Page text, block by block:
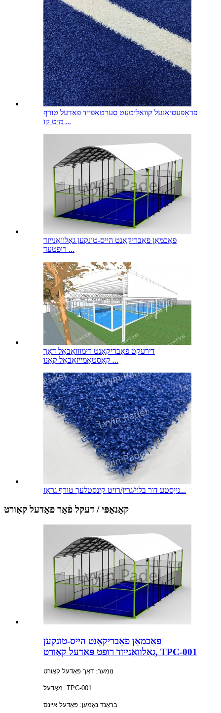
פּראָפעסיאָנעל קוואַליטעט סערטאַפייד פּאַדעל טורף
מיט קו ...
פאַכמאַן פאַבריקאַנט הייס-טונקען גאַלוואַנייזד
רופטעד ...
דירעקט פאַבריקאַנט רימווואַבאַל דאַך
קאַסטאַמייזאַבאַל קאַנו ...
נייַסטע דור בלוי/גרין/רויט קינסטלעך טורף גראָז...
קאַנאָפּי / דעקל פֿאַר פּאַדעל קאָורט
פאַכמאַן פאַבריקאַנט הייס-טונקען
גאַלוואַנייזד רופט פּאַדעל קאָורט, TPC-001
נומער: דאַך פּאַדעל קאָורט
מאָדעל: TPC-001
בראַנד נאָמען: פּאַדעל איינס